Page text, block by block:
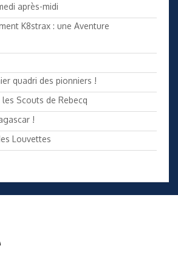
après-midi
K8strax : une Aventure
quadri des pionniers !
Scouts de Rebecq
!
Louvettes